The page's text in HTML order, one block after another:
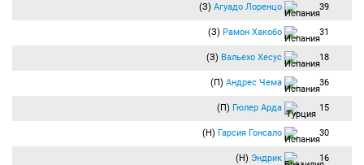
(З) Агуадо Лоренцо 39
(З) Рамон Хакобо 31
(З) Вальехо Хесус 18
(П) Андрес Чема 36
(П) Гюлер Арда 15
(Н) Гарсия Гонсало 30
(Н) Эндрик 16